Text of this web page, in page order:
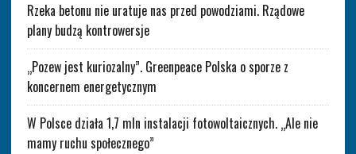
Rzeka betonu nie uratuje nas przed powodziami. Rządowe
plany budzą kontrowersje
„Pozew jest kuriozalny”. Greenpeace Polska o sporze z
koncernem energetycznym
W Polsce działa 1,7 mln instalacji fotowoltaicznych. „Ale nie
mamy ruchu społecznego”